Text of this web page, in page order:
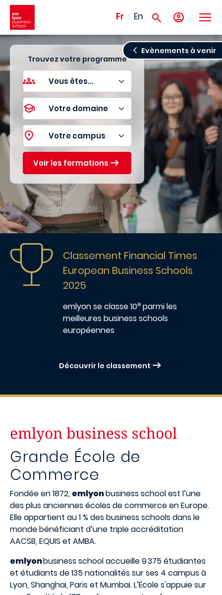
Aller au contenu principal
Fr En
Evènements à venir
Trouvez votre programme
Voir les formations
Image
Classement Financial Times
European Business Schools
2025
emlyonse classe 10e parmi les
meilleures business schools
européennes
Découvrir le classement
emlyon business school
Grande École de
Commerce
Fondée en 1872, emlyonbusiness school est l’une
des plus anciennes écoles de commerce en Europe.
Elle appartient au 1 % des business schools dans le
monde bénéficiant d’une triple accréditation
AACSB, EQUIS et AMBA.
emlyonbusiness school accueille 9 375 étudiantes
et étudiants de 135 nationalités sur ses 4 campus à
Lyon, Shanghai, Paris et Mumbai. L’École s'appuie sur